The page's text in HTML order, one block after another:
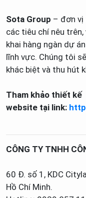
Sota Group – đơn
các tiêu chí nêu
khai hàng ngàn dự
lĩnh vực. Chúng tôi
khác biệt và thu hút
Tham khảo thiết kế
website tại link:
CÔNG TY TNHH
60 Đ. số 1, KDC
Hồ Chí Minh.